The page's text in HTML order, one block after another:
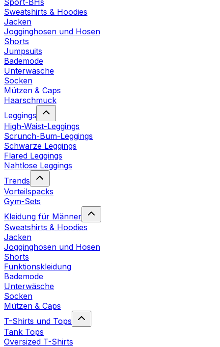
Sport-BHs
Sweatshirts & Hoodies
Jacken
Jogginghosen und Hosen
Shorts
Jumpsuits
Bademode
Unterwäsche
Socken
Mützen & Caps
Haarschmuck
Leggings
High-Waist-Leggings
Scrunch-Bum-Leggings
Schwarze Leggings
Flared Leggings
Nahtlose Leggings
Trends
Vorteilspacks
Gym-Sets
Kleidung für Männer
Sweatshirts & Hoodies
Jacken
Jogginghosen und Hosen
Shorts
Funktionskleidung
Bademode
Unterwäsche
Socken
Mützen & Caps
T-Shirts und Tops
Tank Tops
Oversized T-Shirts